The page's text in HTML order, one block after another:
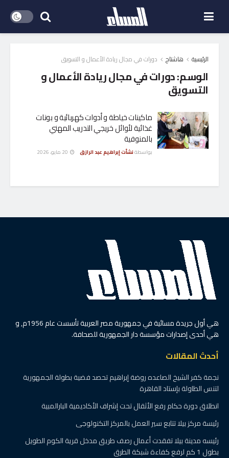
الرئيسية هاشتاج دورات في مجال ريادة الأعمال و التسويق
الوسم:دورات في مجال ريادة الأعمال و
التسويق
ماكينات خياطة و أدوات كهربائية و بونات
غذائية لأوائل خريجي التدريب المهني
بالمنوفية
بواسطةنشأت إبراهيم عبد الرازق
هي أول جريدة مسائية في جمهورية مصر العربية تأسست عام 1956م, و
هي أحدى إصدارات مؤسسة دار الجمهورية للصحافة.
أحدث المقالات
نجمة كفر الشيخ الصاعده روضة إبراهيم تحصد فضية بطولة الجمهورية
لتنس الطاولة بإستاد القاهرة
انطلاق دورة حكام رفع الأثقال تحت إشراف الأكاديمية البارالمبية
رئيسة مركز بيلا تتابع سير العمل بالمركز التكنولوجى
رئيسه مدينة بيلا تفقدت أعمال رصف طريق مدخل قرية الكوم الطويل
بطول 1 كم لرفع كفاءة شبكة الطرق